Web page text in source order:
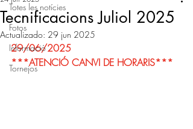
Totes les notícies
Fotos
Informació
Tornejos
Tecnificacions Juliol 2025
Actualizado: 29 jun 2025
29/06/2025
***ATENCIÓ CANVI DE HORARIS***